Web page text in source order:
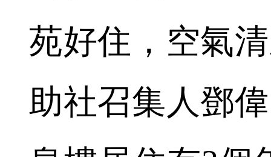
苑好住，空氣
助社召集人鄧